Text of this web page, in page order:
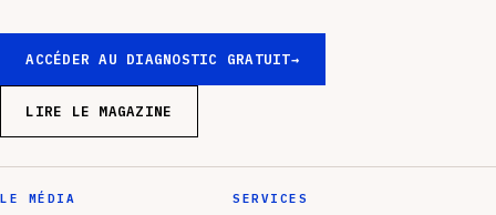
ACCÉDER AU DIAGNOSTIC GRATUIT→
LIRE LE MAGAZINE
LE MÉDIA
SERVICES